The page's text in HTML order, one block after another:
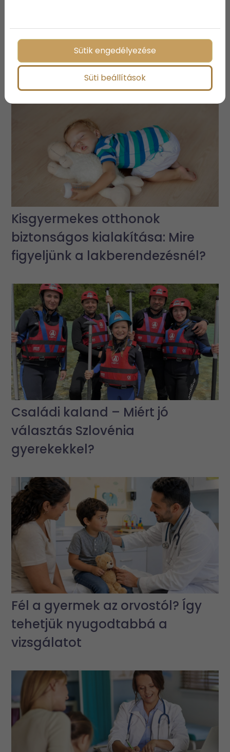
További bejegyzések
Kisgyermekes otthonok
biztonságos kialakítása: Mire
figyeljünk a lakberendezésnél?
Családi kaland – Miért jó
választás Szlovénia
gyerekekkel?
Fél a gyermek az orvostól? Így
tehetjük nyugodtabbá a
vizsgálatot
Sütik engedélyezése
Süti beállítások